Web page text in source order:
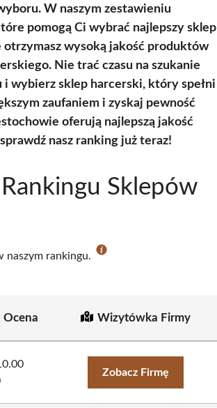
W naszym zestawieniu
pomogą Ci wybrać najlepszy sklep
otrzymasz wysoką jakość produktów
Nie trać czasu na szukanie
wybierz sklep harcerski, który spełni
zaufaniem i zyskaj pewność
oferują najlepszą jakość
nasz ranking już teraz!
Sklepów
naszym rankingu.
Ocena Wizytówka Firmy
Zobacz Firmę